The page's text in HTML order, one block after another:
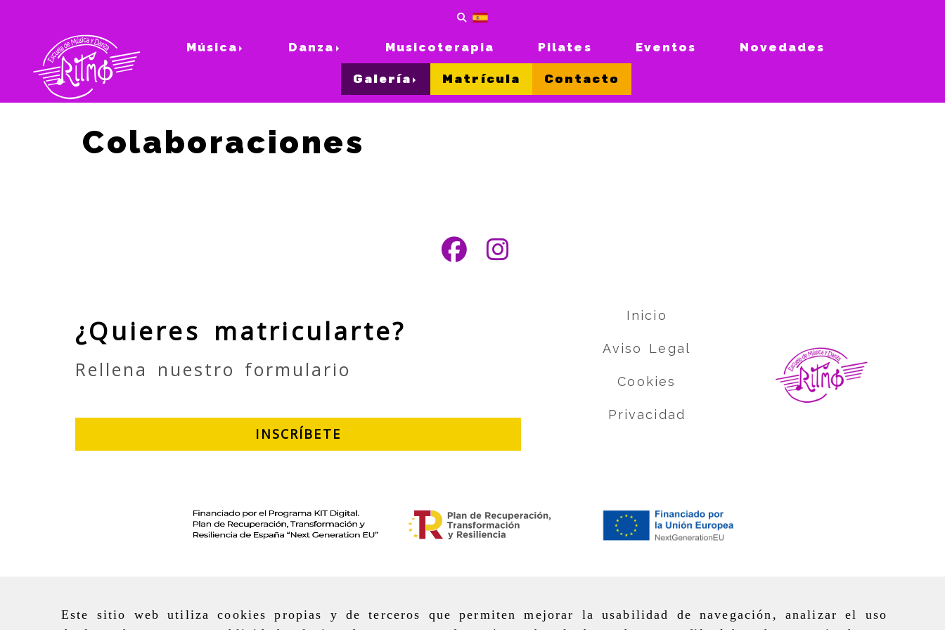
Este sitio web utiliza cookies propias y de terceros que permiten mejorar la usabilidad de navegación, analizar el uso
Música Danza Musicoterapia Pilates Eventos Novedades
Galería Matrícula Contacto
Colaboraciones
¿Quieres matricularte?
Rellena nuestro formulario
INSCRÍBETE
Inicio
Aviso Legal
Cookies
Privacidad